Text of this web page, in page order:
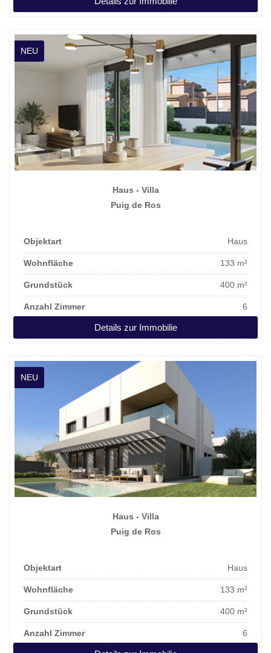
NEU
Haus - Villa
Puig de Ros
Objektart Haus
Wohnfläche 133 m²
Grundstück 400 m²
Anzahl Zimmer 6
Details zur Immobilie
NEU
Haus - Villa
Puig de Ros
Objektart Haus
Wohnfläche 133 m²
Grundstück 400 m²
Anzahl Zimmer 6